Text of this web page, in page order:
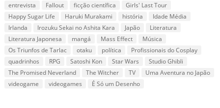
entrevista
Fallout ficção científica
Girls' Last Tour
Happy Sugar Life
Haruki Murakami história
Idade Média
Irlanda
Irozuku Sekai no Ashita Kara Japão
Literatura
Literatura Japonesa
mangá Mass Effect
Música
Os Triunfos de Tarlac
otaku política
Profissionais do Cosplay
quadrinhos
RPG Satoshi Kon Star Wars
Studio Ghibli
The Promised Neverland
The Witcher TV
Uma Aventura no Japão
videogame
videogames É Só um Desenho